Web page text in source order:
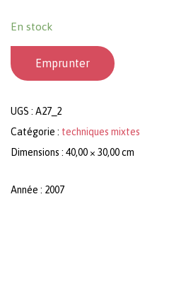
En stock
Emprunter
UGS : A27_2
Catégorie : techniques mixtes
Dimensions : 40,00 × 30,00 cm
Année : 2007